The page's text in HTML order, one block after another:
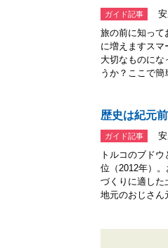
ガイド記事
旅の前に知って
に増えますス
大切なものに
うか？ここで
歴史は紀元
ガイド記事
トルコのブド
位（2012年）
づくりに適した
地元のおじさん